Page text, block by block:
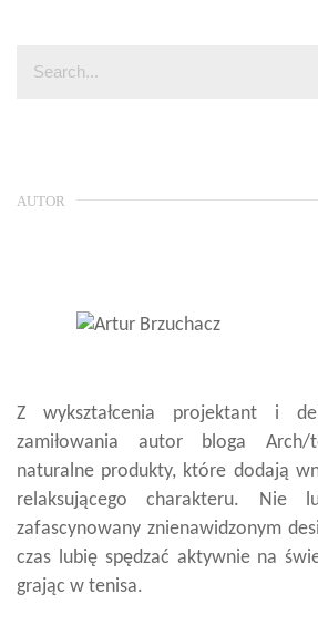
AUTOR
Z wykształcenia projektant i
zamiłowania autor bloga Arch/
naturalne produkty, które dodają
relaksującego charakteru. Nie
zafascynowany znienawidzonym
czas lubię spędzać aktywnie na
grając w tenisa.